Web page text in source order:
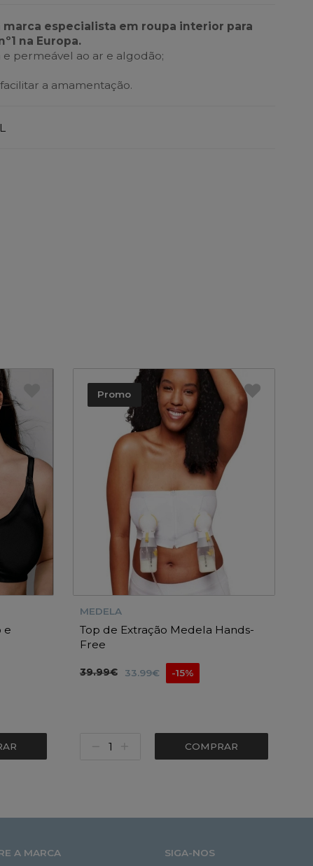
especialista em roupa interior para
na Europa.
permeável ao ar e algodão;
a amamentação.
e
Promo
MEDELA
Top de Extração Medela Hands-
Free
39.99€ 33.99€ -15%
COMPRAR
A MARCA SIGA-NOS